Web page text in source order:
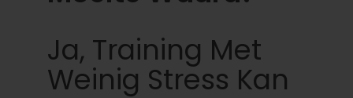
Ja, Training Met
Weinig Stress Kan